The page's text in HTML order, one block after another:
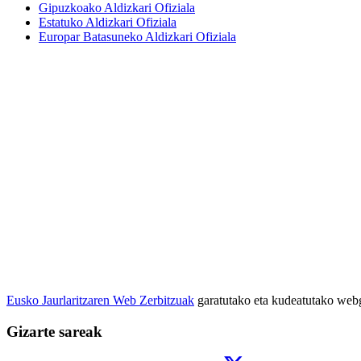
Gipuzkoako Aldizkari Ofiziala
Estatuko Aldizkari Ofiziala
Europar Batasuneko Aldizkari Ofiziala
Eusko Jaurlaritzaren Web Zerbitzuak garatutako eta kudeatutako
Gizarte sareak